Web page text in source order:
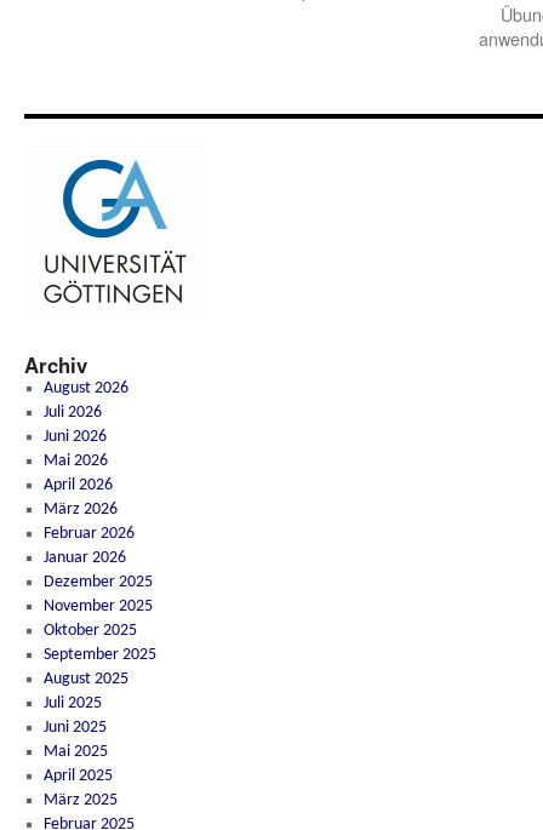
Archiv
August 2026
Juli 2026
Juni 2026
Mai 2026
April 2026
März 2026
Februar 2026
Januar 2026
Dezember 2025
November 2025
Oktober 2025
September 2025
August 2025
Juli 2025
Juni 2025
Mai 2025
April 2025
März 2025
Februar 2025